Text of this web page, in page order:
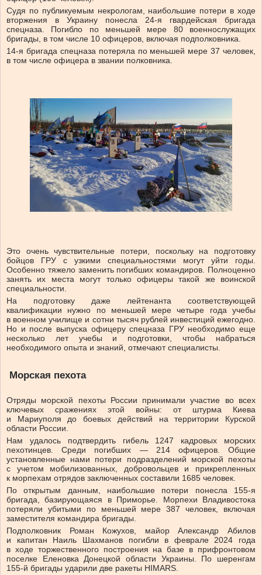
Судя по публикуемым некрологам, наибольшие потери в ходе
вторжения в Украину понесла 24-я гвардейская бригада
спецназа. Погибло по меньшей мере 80 военнослужащих
бригады, в том числе 10 офицеров, включая подполковника.
14-я бригада спецназа потеряла по меньшей мере 37 человек,
в том числе офицера в звании полковника.
Это очень чувствительные потери, поскольку на подготовку
бойцов ГРУ с узкими специальностями могут уйти годы.
Особенно тяжело заменить погибших командиров. Полноценно
занять их места могут только офицеры такой же воинской
специальности.
На подготовку даже лейтенанта соответствующей
квалификации нужно по меньшей мере четыре года учебы
в военном училище и сотни тысяч рублей инвестиций ежегодно.
Но и после выпуска офицеру спецназа ГРУ необходимо еще
несколько лет учебы и подготовки, чтобы набраться
необходимого опыта и знаний, отмечают специалисты.
Морская пехота
Отряды морской пехоты России принимали участие во всех
ключевых сражениях этой войны: от штурма Киева
и Мариуполя до боевых действий на территории Курской
области России.
Нам удалось подтвердить гибель 1247 кадровых морских
пехотинцев. Среди погибших — 214 офицеров. Общие
установленные нами потери подразделений морской пехоты
с учетом мобилизованных, добровольцев и прикрепленных
к морпехам отрядов заключенных составили 1685 человек.
По открытым данным, наибольшие потери понесла 155-я
бригада, базирующаяся в Приморье. Морпехи Владивостока
потеряли убитыми по меньшей мере 387 человек, включая
заместителя командира бригады.
Подполковник Роман Кожухов, майор Александр Абилов
и капитан Наиль Шахманов погибли в феврале 2024 года
в ходе торжественного построения на базе в прифронтовом
поселке Еленовка Донецкой области Украины. По шеренгам
155-й бригады ударили две ракеты HIMARS.